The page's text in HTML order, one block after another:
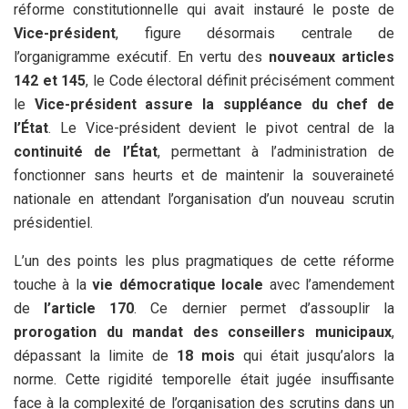
réforme constitutionnelle qui avait instauré le poste de
Vice-président, figure désormais centrale de
l’organigramme exécutif. En vertu des nouveaux articles
142 et 145, le Code électoral définit précisément comment
le Vice-président assure la suppléance du chef de
l’État. Le Vice-président devient le pivot central de la
continuité de l’État, permettant à l’administration de
fonctionner sans heurts et de maintenir la souveraineté
nationale en attendant l’organisation d’un nouveau scrutin
présidentiel.
L’un des points les plus pragmatiques de cette réforme
touche à lavie démocratique locale avec l’amendement
de
l’article 170. Ce dernier permet d’assouplir la
prorogation du mandat des conseillers municipaux,
dépassant la limite de 18 mois qui était jusqu’alors la
norme. Cette rigidité temporelle était jugée insuffisante
face à la complexité de l’organisation des scrutins dans un